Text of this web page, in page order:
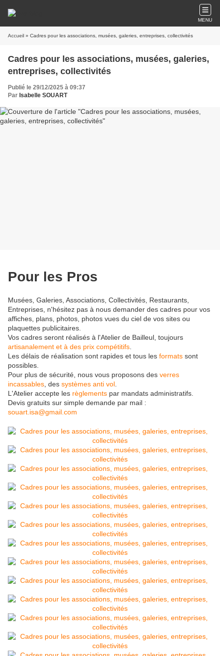
MENU
Accueil » Cadres pour les associations, musées, galeries, entreprises, collectivités
Cadres pour les associations, musées, galeries,
entreprises, collectivités
Publié le 29/12/2025 à 09:37
Par Isabelle SOUART
Pour les Pros
Musées, Galeries, Associations, Collectivités, Restaurants,
Entreprises, n'hésitez pas à nous demander des cadres pour vos
affiches, plans, photos, photos vues du ciel de vos sites ou
plaquettes publicitaires.
Vos cadres seront réalisés à l'Atelier de Bailleul, toujours
artisanalement et à des prix compétitifs
Les délais de réalisation sont rapides et tous les formats sont
possibles.
Pour plus de sécurité, nous vous proposons des verres
incassables , des systèmes anti vol
L'Atelier accepte les règlements par mandats administratifs.
Devis gratuits sur simple demande par mail :
souart.isa@gmail.com